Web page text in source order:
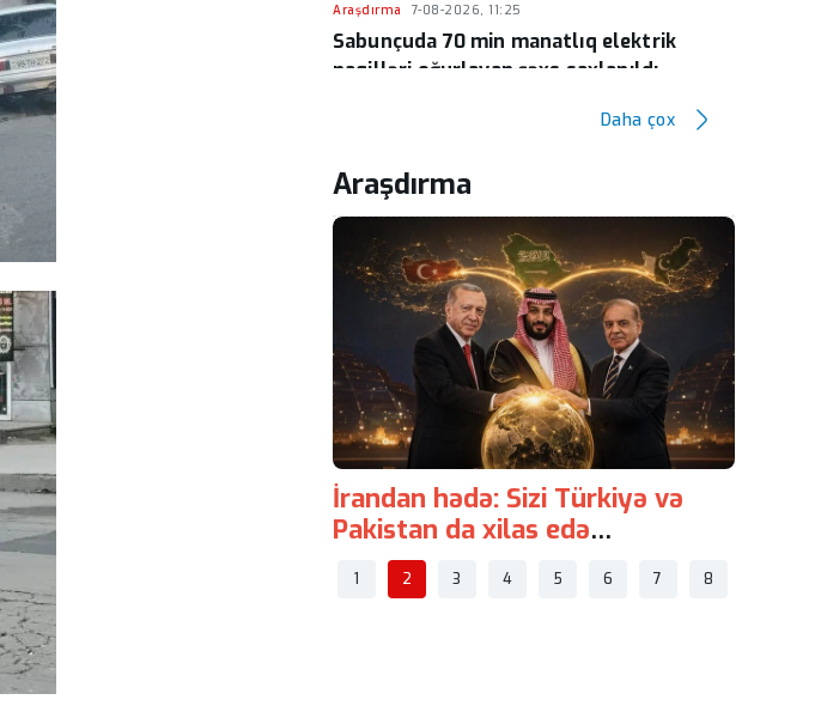
Araşdırma 7-08-2026, 11:25
Sabunçuda 70 min manatlıq elektrik
naqilləri oğurlayan şəxs saxlanıldı
Daha çox
Araşdırma
İrandan hədə: Sizi Türkiyə və
Pakistan da xilas edə
Avstraliya ABŞ-dən ən
"hava-hava" raketləri
1 2 3 4 5 6 7 8